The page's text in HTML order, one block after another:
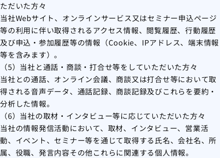
ただいた方々
当社Webサイト、オンラインサービス又はセミナー申込ページ
等の利用に伴い取得されるアクセス情報、閲覧履歴、行動履歴
及び申込・参加履歴等の情報（Cookie、IPアドレス、端末情報
等を含みます）。
（5）当社と通話・商談・打合せ等をしていただいた方々
当社との通話、オンライン会議、商談又は打合せ等において取
得される音声データ、通話記録、商談記録及びこれらを要約・
分析した情報。
（6）当社の取材・インタビュー等に応じていただいた方々
当社の情報発信活動において、取材、インタビュー、営業活
動、イベント、セミナー等を通じて取得する氏名、会社名、所
属、役職、発言内容その他これらに関連する個人情報。